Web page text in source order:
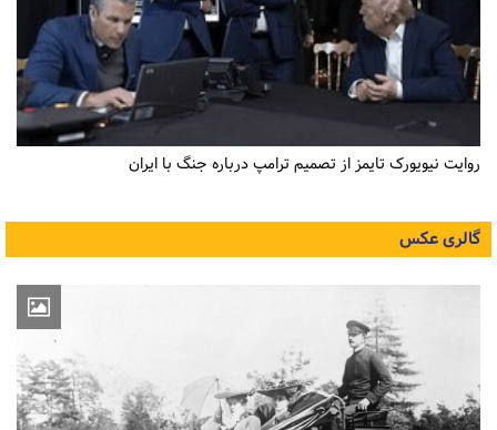
روایت نیویورک تایمز از تصمیم ترامپ درباره جنگ با ایران
گالری عکس